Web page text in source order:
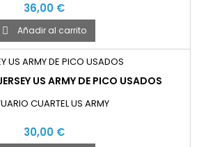
36,00 €
 Añadir al carrito
US ARMY DE PICO USADOS
CUARTEL US ARMY
30,00 €